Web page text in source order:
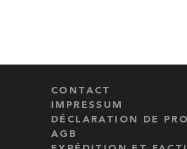
CONTACT
IMPRESSUM
DÉCLARATION DE
AGB